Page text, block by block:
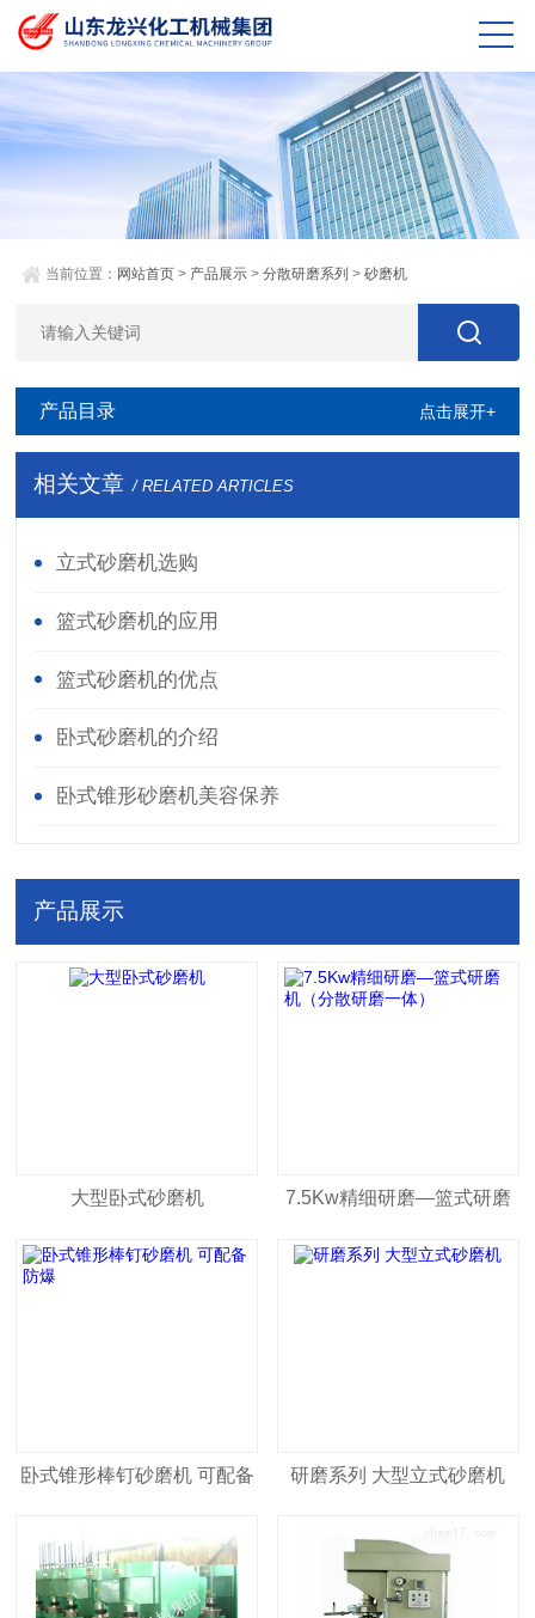
当前位置： 网站首页 > 产品展示 >分散研磨系列 >砂磨机
产品目录 点击展开+
相关文章 / RELATED ARTICLES
立式砂磨机选购
篮式砂磨机的应用
篮式砂磨机的优点
卧式砂磨机的介绍
卧式锥形砂磨机美容保养
产品展示
大型卧式砂磨机 7.5Kw精细研磨—篮式研磨
机（分散研磨一体）
卧式锥形棒钉砂磨机 可配备 研磨系列 大型立式砂磨机